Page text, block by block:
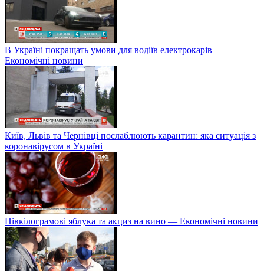
В Україні покращать умови для водіїв електрокарів —
Економічні новини
Київ, Львів та Чернівці послаблюють карантин: яка ситуація з
коронавірусом в Україні
Півкілограмові яблука та акциз на вино — Економічні новини